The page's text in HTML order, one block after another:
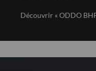
Découvrir « ODDO